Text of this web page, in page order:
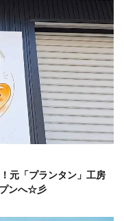
元「プランタン」工房
ンへ☆彡